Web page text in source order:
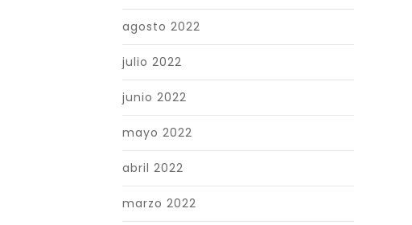
agosto 2022
julio 2022
junio 2022
mayo 2022
abril 2022
marzo 2022